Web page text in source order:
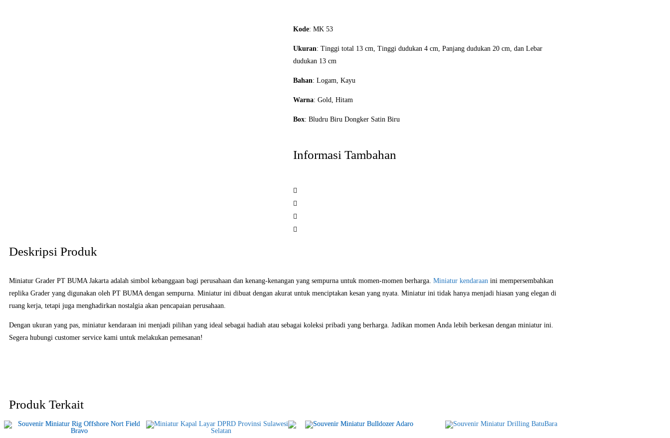
Kode: MK 53
Ukuran: Tinggi total 13 cm, Tinggi dudukan 4 cm, Panjang dudukan 20 cm, dan Lebar
dudukan 13 cm
Bahan: Logam, Kayu
Warna: Gold, Hitam
Box: Bludru Biru Dongker Satin Biru
Informasi Tambahan
Deskripsi Produk
Miniatur Grader PT BUMA Jakarta adalah simbol kebanggaan bagi perusahaan dan kenang-kenangan yang sempurna untuk momen-momen berharga. Miniatur kendaraan ini mempersembahkan
replika Grader yang digunakan oleh PT BUMA dengan sempurna. Miniatur ini dibuat dengan akurat untuk menciptakan kesan yang nyata. Miniatur ini tidak hanya menjadi hiasan yang elegan di
ruang kerja, tetapi juga menghadirkan nostalgia akan pencapaian perusahaan.
Dengan ukuran yang pas, miniatur kendaraan ini menjadi pilihan yang ideal sebagai hadiah atau sebagai koleksi pribadi yang berharga. Jadikan momen Anda lebih berkesan dengan miniatur ini.
Segera hubungi customer service kami untuk melakukan pemesanan!
Produk Terkait